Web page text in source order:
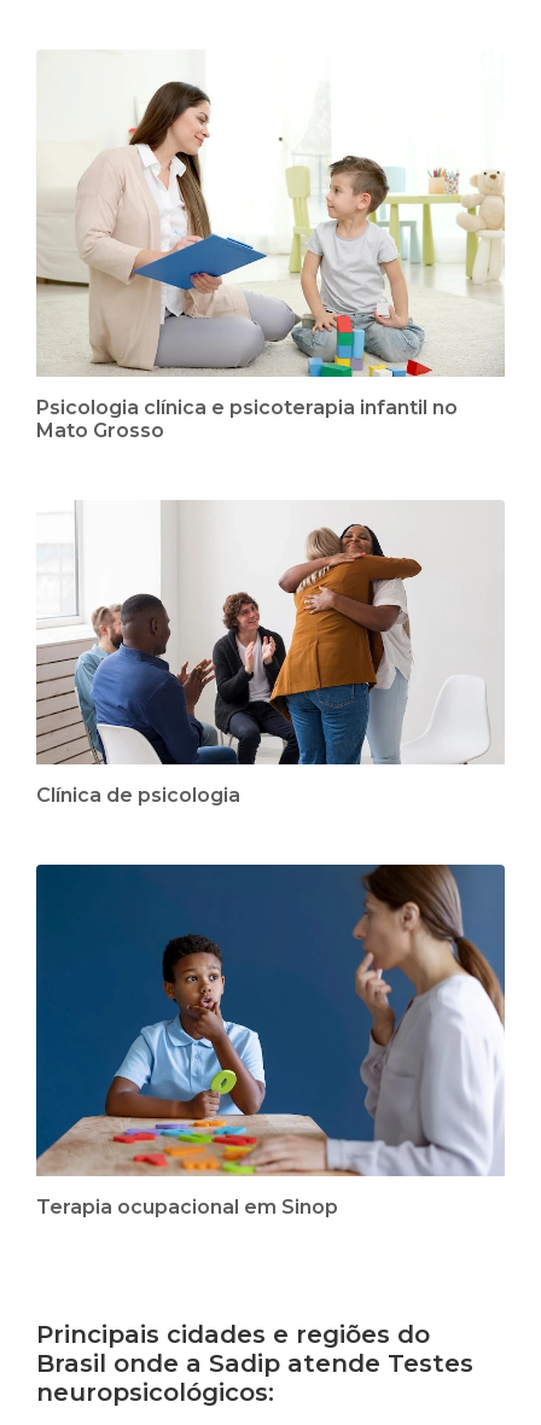
Psicologia clínica e psicoterapia infantil no
Mato Grosso
Clínica de psicologia
Terapia ocupacional em Sinop
Principais cidades e regiões do
Brasil onde a Sadip atende Testes
neuropsicológicos: